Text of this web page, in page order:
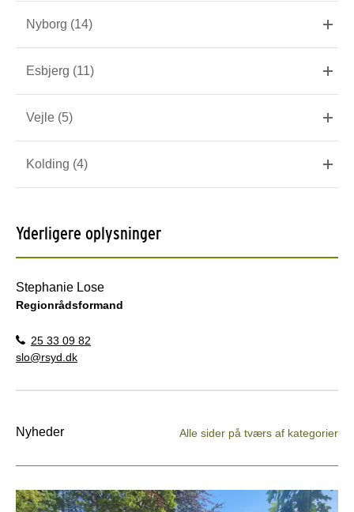
Nyborg (14)
Esbjerg (11)
Vejle (5)
Kolding (4)
Yderligere oplysninger
Stephanie Lose
Regionrådsformand
25 33 09 82
slo@rsyd.dk
Nyheder Alle sider på tværs af kategorier